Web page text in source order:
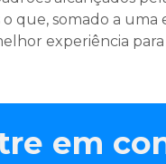
que, somado a uma
experiência para
em